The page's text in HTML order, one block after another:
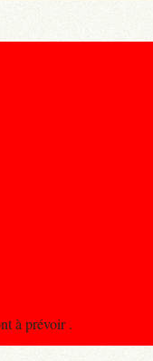
à prévoir .